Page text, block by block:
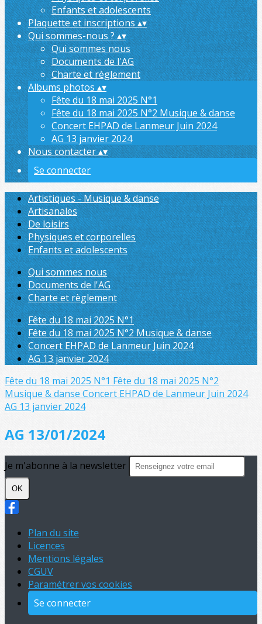
Enfants et adolescents
Plaquette et inscriptions▴▾
Qui sommes-nous ?▴▾
Qui sommes nous
Documents de l'AG
Charte et règlement
Albums photos ▴▾
Fête du 18 mai 2025 N°1
Fête du 18 mai 2025 N°2 Musique & danse
Concert EHPAD de Lanmeur Juin 2024
AG 13 janvier 2024
Nous contacter▴▾
Se connecter
Artistiques - Musique & danse
Artisanales
De loisirs
Physiques et corporelles
Enfants et adolescents
Qui sommes nous
Documents de l'AG
Charte et règlement
Fête du 18 mai 2025 N°1
Fête du 18 mai 2025 N°2 Musique & danse
Concert EHPAD de Lanmeur Juin 2024
AG 13 janvier 2024
Fête du 18 mai 2025 N°1 Fête du 18 mai 2025 N°2
Musique & danse Concert EHPAD de Lanmeur Juin 2024
AG 13 janvier 2024
AG 13/01/2024
Je m'abonne à la newsletter
OK
Plan du site
Licences
Mentions légales
CGUV
Paramétrer vos cookies
Se connecter